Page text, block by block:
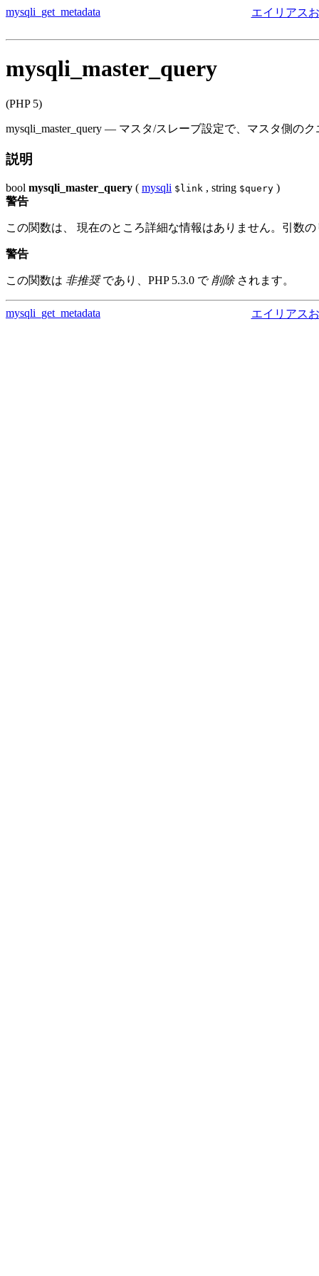
mysqli_get_metadata エイリアス
mysqli_master_query
(PHP 5)
mysqli_master_query — マスタ/スレーブ設定で、マスタ側の
説明
bool mysqli_master_query ( mysqli $link , string $query )
警告
この関数は、 現在のところ詳細な情報はありません。引数
警告
この関数は 非推奨であり、PHP 5.3.0 で 削除されます。
mysqli_get_metadata エイリアス